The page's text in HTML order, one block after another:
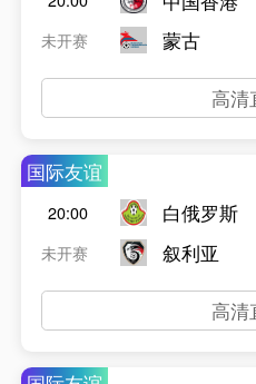
未开赛
蒙古
高清
国际友谊
20:00
未开赛
白俄罗斯
叙利亚
高清